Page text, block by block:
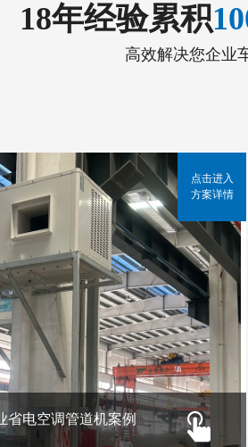
18年经验累积
高效解决您企业
省电空调管道机案例
点击进入
方案详情